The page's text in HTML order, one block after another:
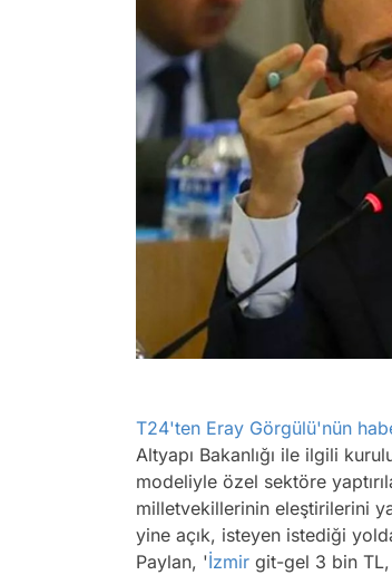
T24'ten Eray Görgülü'nün
Altyapı Bakanlığı ile ilgili
modeliyle özel sektöre
milletvekillerinin eleştirilerini
yine açık, isteyen istediği
Paylan, 'İzmir git-gel 3 bin